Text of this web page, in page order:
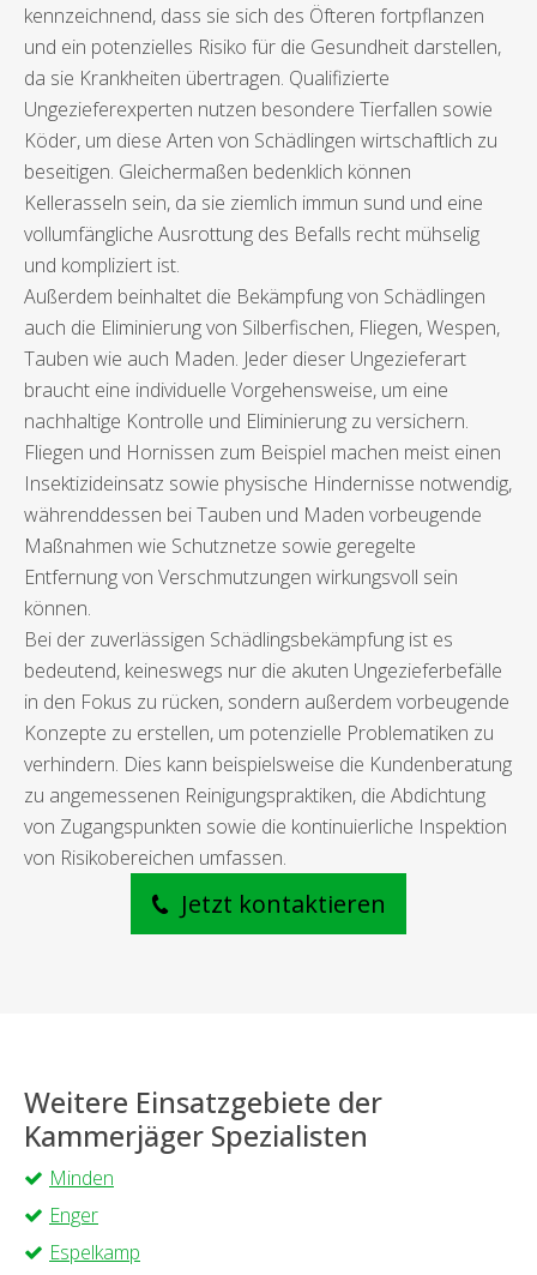
kennzeichnend, dass sie sich des Öfteren fortpflanzen
und ein potenzielles Risiko für die Gesundheit darstellen,
da sie Krankheiten übertragen. Qualifizierte
Ungezieferexperten nutzen besondere Tierfallen sowie
Köder, um diese Arten von Schädlingen wirtschaftlich zu
beseitigen. Gleichermaßen bedenklich können
Kellerasseln sein, da sie ziemlich immun sund und eine
vollumfängliche Ausrottung des Befalls recht mühselig
und kompliziert ist.
Außerdem beinhaltet die Bekämpfung von Schädlingen
auch die Eliminierung von Silberfischen, Fliegen, Wespen,
Tauben wie auch Maden. Jeder dieser Ungezieferart
braucht eine individuelle Vorgehensweise, um eine
nachhaltige Kontrolle und Eliminierung zu versichern.
Fliegen und Hornissen zum Beispiel machen meist einen
Insektizideinsatz sowie physische Hindernisse notwendig,
währenddessen bei Tauben und Maden vorbeugende
Maßnahmen wie Schutznetze sowie geregelte
Entfernung von Verschmutzungen wirkungsvoll sein
können.
Bei der zuverlässigen Schädlingsbekämpfung ist es
bedeutend, keineswegs nur die akuten Ungezieferbefälle
in den Fokus zu rücken, sondern außerdem vorbeugende
Konzepte zu erstellen, um potenzielle Problematiken zu
verhindern. Dies kann beispielsweise die Kundenberatung
zu angemessenen Reinigungspraktiken, die Abdichtung
von Zugangspunkten sowie die kontinuierliche Inspektion
von Risikobereichen umfassen.
Jetzt kontaktieren
Weitere Einsatzgebiete der
Kammerjäger Spezialisten
Minden
Enger
Espelkamp